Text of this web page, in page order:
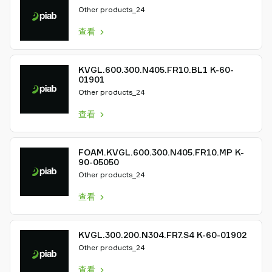
Other products_24
查看
KVGL.600.300.N405.FR10.BL1 K-60-
01901
Other products_24
查看
FOAM.KVGL.600.300.N405.FR10.MP K-
90-05050
Other products_24
查看
KVGL.300.200.N304.FR7.S4 K-60-01902
Other products_24
查看